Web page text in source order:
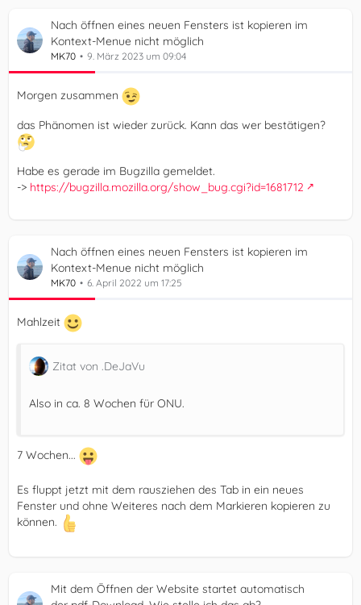
Nach öffnen eines neuen Fensters ist kopieren im
Kontext-Menue nicht möglich
MK70 9. März 2023 um 09:04
Morgen zusammen
das Phänomen ist wieder zurück. Kann das wer bestätigen?
Habe es gerade im Bugzilla gemeldet.
-> https://bugzilla.mozilla.org/show_bug.cgi?id=1681712
Nach öffnen eines neuen Fensters ist kopieren im
Kontext-Menue nicht möglich
MK70 6. April 2022 um 17:25
Mahlzeit
Zitat von .DeJaVu
Also in ca. 8 Wochen für ONU.
7 Wochen...
Es fluppt jetzt mit dem rausziehen des Tab in ein neues
Fenster und ohne Weiteres nach dem Markieren kopieren zu
können.
Mit dem Öffnen der Website startet automatisch